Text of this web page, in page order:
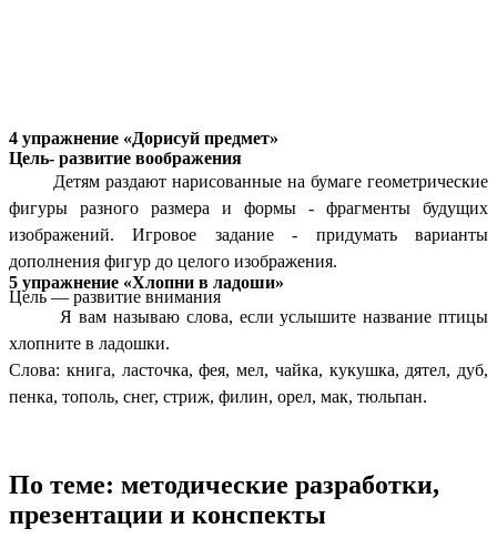
4 упражнение «Дорисуй предмет»
Цель- развитие воображения
Детям раздают нарисованные на бумаге геометрические
фигуры разного размера и формы - фрагменты будущих
изображений. Игровое задание - придумать варианты
дополнения фигур до целого изображения.
5 упражнение «Хлопни в ладоши»
Цель — развитие внимания
Я вам называю слова, если услышите название птицы
хлопните в ладошки.
Слова: книга, ласточка, фея, мел, чайка, кукушка, дятел, дуб,
пенка, тополь, снег, стриж, филин, орел, мак, тюльпан.
По теме: методические разработки,
презентации и конспекты